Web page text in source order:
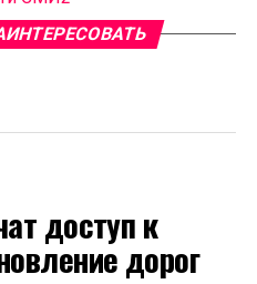
доступ к
дорог